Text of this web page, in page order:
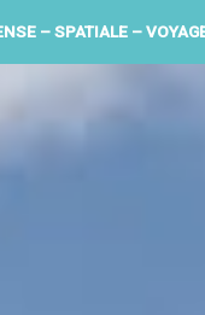
– SPATIALE –